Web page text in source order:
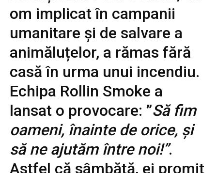
om implicat în campanii
umanitare și de salvare a
animăluțelor, a rămas fără
casă în urma unui incendiu.
Echipa Rollin Smoke a
lansat o provocare: ”Să fim
oameni, înainte de orice, și
să ne ajutăm între noi!”.
Astfel că sâmbătă, ei promit